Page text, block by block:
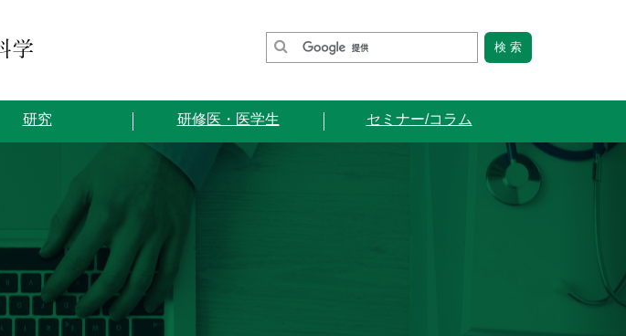
研究 研修医・医学生 セミナー/コラム